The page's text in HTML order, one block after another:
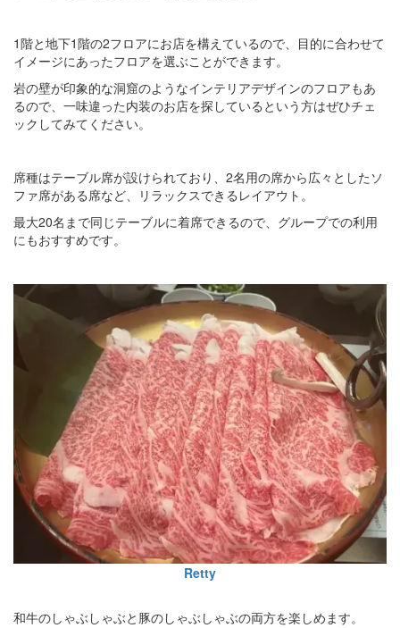
1階と地下1階の2フロアにお店を構えているので、目的に合わせて
イメージにあったフロアを選ぶことができます。
岩の壁が印象的な洞窟のようなインテリアデザインのフロアもあ
るので、一味違った内装のお店を探しているという方はぜひチェ
ックしてみてください。
席種はテーブル席が設けられており、2名用の席から広々としたソ
ファ席がある席など、リラックスできるレイアウト。
最大20名まで同じテーブルに着席できるので、グループでの利用
にもおすすめです。
Retty
和牛のしゃぶしゃぶと豚のしゃぶしゃぶの両方を楽しめます。